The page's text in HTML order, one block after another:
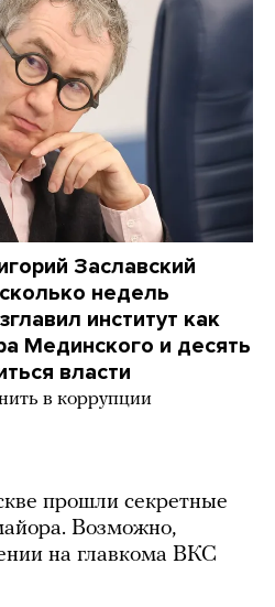
Заславский
недель
институт как
Мединского и десять
власти
в коррупции
прошли секретные
Возможно,
на главкома ВКС